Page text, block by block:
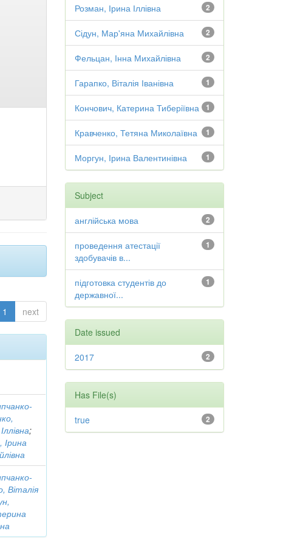
1 next
;
Ірина
Віталія
2
Розман, Ірина Іллівна
2
Сідун, Мар'яна Михайлівна
2
Фельцан, Інна Михайлівна
1
Гарапко, Віталія Іванівна
1
Кончович, Катерина Тиберіївна
1
Кравченко, Тетяна Миколаївна
1
Моргун, Ірина Валентинівна
Subject
2
англійська мова
1
проведення атестації
здобувачів в...
1
підготовка студентів до
державної...
Date issued
2
2017
Has File(s)
2
true